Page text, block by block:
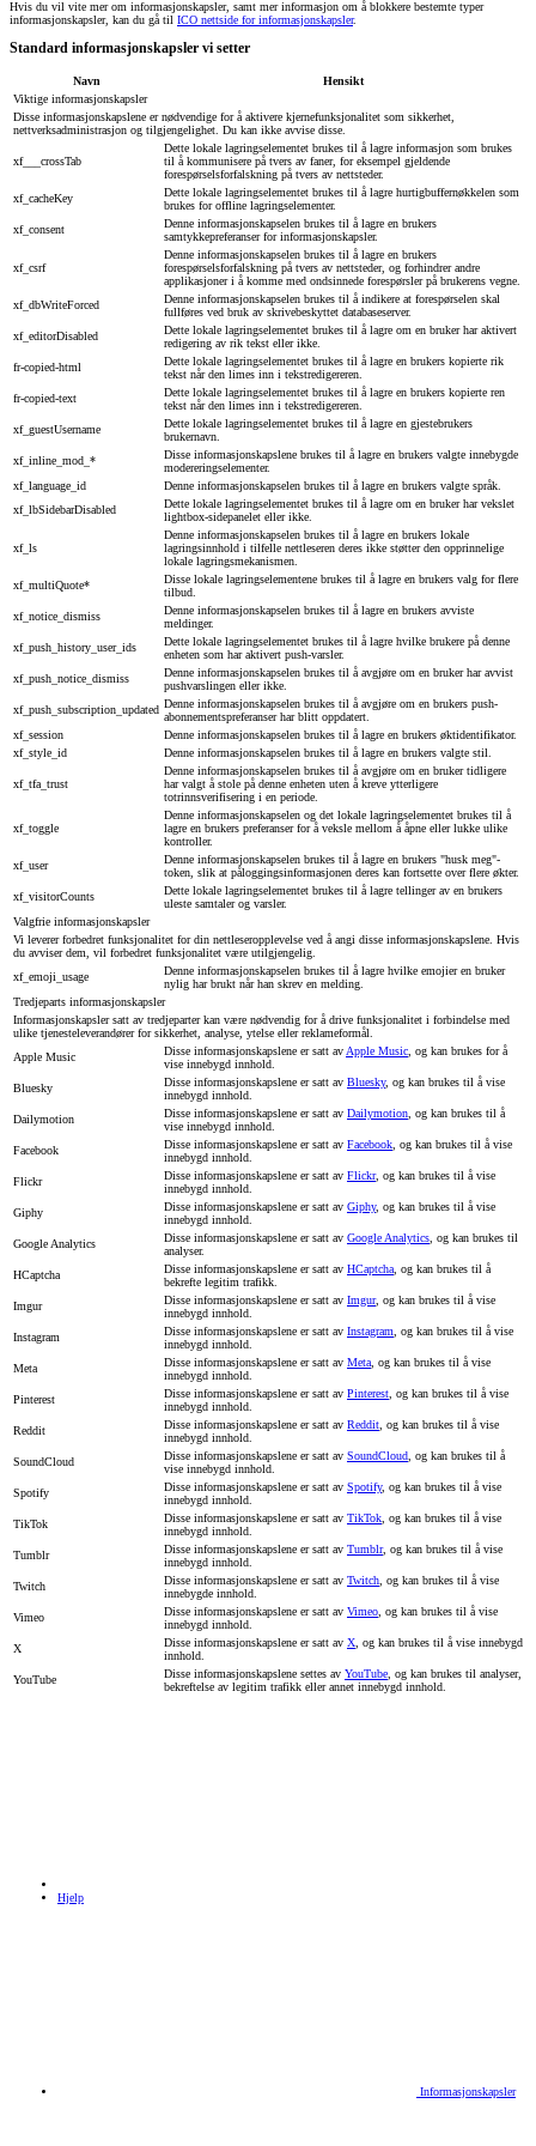
Hvis du vil vite mer om informasjonskapsler, samt mer informasjon om å blokkere bestemte typer
informasjonskapsler, kan du gå til ICO nettside for informasjonskapsler.
Standard informasjonskapsler vi setter
Navn
Hensikt
Viktige informasjonskapsler
Disse informasjonskapslene er nødvendige for å aktivere kjernefunksjonalitet som sikkerhet,
nettverksadministrasjon og tilgjengelighet. Du kan ikke avvise disse.
xf___crossTab
Dette lokale lagringselementet brukes til å lagre informasjon som brukes
til å kommunisere på tvers av faner, for eksempel gjeldende
forespørselsforfalskning på tvers av nettsteder.
xf_cacheKey
Dette lokale lagringselementet brukes til å lagre hurtigbuffernøkkelen som
brukes for offline lagringselementer.
xf_consent
Denne informasjonskapselen brukes til å lagre en brukers
samtykkepreferanser for informasjonskapsler.
xf_csrf
Denne informasjonskapselen brukes til å lagre en brukers
forespørselsforfalskning på tvers av nettsteder, og forhindrer andre
applikasjoner i å komme med ondsinnede forespørsler på brukerens vegne.
xf_dbWriteForced
Denne informasjonskapselen brukes til å indikere at forespørselen skal
fullføres ved bruk av skrivebeskyttet databaseserver.
xf_editorDisabled
Dette lokale lagringselementet brukes til å lagre om en bruker har aktivert
redigering av rik tekst eller ikke.
fr-copied-html
Dette lokale lagringselementet brukes til å lagre en brukers kopierte rik
tekst når den limes inn i tekstredigereren.
fr-copied-text
Dette lokale lagringselementet brukes til å lagre en brukers kopierte ren
tekst når den limes inn i tekstredigereren.
xf_guestUsername
Dette lokale lagringselementet brukes til å lagre en gjestebrukers
brukernavn.
xf_inline_mod_*
Disse informasjonskapslene brukes til å lagre en brukers valgte innebygde
modereringselementer.
xf_language_id
Denne informasjonskapselen brukes til å lagre en brukers valgte språk.
xf_lbSidebarDisabled
Dette lokale lagringselementet brukes til å lagre om en bruker har vekslet
lightbox-sidepanelet eller ikke.
xf_ls
Denne informasjonskapselen brukes til å lagre en brukers lokale
lagringsinnhold i tilfelle nettleseren deres ikke støtter den opprinnelige
lokale lagringsmekanismen.
xf_multiQuote*
Disse lokale lagringselementene brukes til å lagre en brukers valg for flere
tilbud.
xf_notice_dismiss
Denne informasjonskapselen brukes til å lagre en brukers avviste
meldinger.
xf_push_history_user_ids
Dette lokale lagringselementet brukes til å lagre hvilke brukere på denne
enheten som har aktivert push-varsler.
xf_push_notice_dismiss
Denne informasjonskapselen brukes til å avgjøre om en bruker har avvist
pushvarslingen eller ikke.
xf_push_subscription_updated Denne informasjonskapselen brukes til å avgjøre om en brukers push-
abonnementspreferanser har blitt oppdatert.
xf_session
Denne informasjonskapselen brukes til å lagre en brukers øktidentifikator.
xf_style_id
Denne informasjonskapselen brukes til å lagre en brukers valgte stil.
xf_tfa_trust
Denne informasjonskapselen brukes til å avgjøre om en bruker tidligere
har valgt å stole på denne enheten uten å kreve ytterligere
totrinnsverifisering i en periode.
xf_toggle
Denne informasjonskapselen og det lokale lagringselementet brukes til å
lagre en brukers preferanser for å veksle mellom å åpne eller lukke ulike
kontroller.
xf_user
Denne informasjonskapselen brukes til å lagre en brukers "husk meg"-
token, slik at påloggingsinformasjonen deres kan fortsette over flere økter.
xf_visitorCounts
Dette lokale lagringselementet brukes til å lagre tellinger av en brukers
uleste samtaler og varsler.
Valgfrie informasjonskapsler
Vi leverer forbedret funksjonalitet for din nettleseropplevelse ved å angi disse informasjonskapslene. Hvis
du avviser dem, vil forbedret funksjonalitet være utilgjengelig.
xf_emoji_usage
Denne informasjonskapselen brukes til å lagre hvilke emojier en bruker
nylig har brukt når han skrev en melding.
Tredjeparts informasjonskapsler
Informasjonskapsler satt av tredjeparter kan være nødvendig for å drive funksjonalitet i forbindelse med
ulike tjenesteleverandører for sikkerhet, analyse, ytelse eller reklameformål.
Apple Music
Disse informasjonskapslene er satt av Apple Music , og kan brukes for å
vise innebygd innhold.
Bluesky
Disse informasjonskapslene er satt av Bluesky, og kan brukes til å vise
innebygd innhold.
Dailymotion
Disse informasjonskapslene er satt av Dailymotion , og kan brukes til å
vise innebygd innhold.
Facebook
Disse informasjonskapslene er satt av Facebook , og kan brukes til å vise
innebygd innhold.
Flickr
Disse informasjonskapslene er satt av Flickr, og kan brukes til å vise
innebygd innhold.
Giphy
Disse informasjonskapslene er satt av Giphy, og kan brukes til å vise
innebygd innhold.
Google Analytics
Disse informasjonskapslene er satt av Google Analytics , og kan brukes til
analyser.
HCaptcha
Disse informasjonskapslene er satt av HCaptcha , og kan brukes til å
bekrefte legitim trafikk.
Imgur
Disse informasjonskapslene er satt av Imgur, og kan brukes til å vise
innebygd innhold.
Instagram
Disse informasjonskapslene er satt av Instagram , og kan brukes til å vise
innebygd innhold.
Meta
Disse informasjonskapslene er satt av Meta , og kan brukes til å vise
innebygd innhold.
Pinterest
Disse informasjonskapslene er satt av Pinterest , og kan brukes til å vise
innebygd innhold.
Reddit
Disse informasjonskapslene er satt av Reddit , og kan brukes til å vise
innebygd innhold.
SoundCloud
Disse informasjonskapslene er satt av SoundCloud , og kan brukes til å
vise innebygd innhold.
Spotify
Disse informasjonskapslene er satt av Spotify, og kan brukes til å vise
innebygd innhold.
TikTok
Disse informasjonskapslene er satt av TikTok , og kan brukes til å vise
innebygd innhold.
Tumblr
Disse informasjonskapslene er satt av Tumblr, og kan brukes til å vise
innebygd innhold.
Twitch
Disse informasjonskapslene er satt av Twitch , og kan brukes til å vise
innebygde innhold.
Vimeo
Disse informasjonskapslene er satt av Vimeo , og kan brukes til å vise
innebygd innhold.
X
Disse informasjonskapslene er satt av X , og kan brukes til å vise innebygd
innhold.
YouTube
Disse informasjonskapslene settes av YouTube , og kan brukes til analyser,
bekreftelse av legitim trafikk eller annet innebygd innhold.
Hjelp
Informasjonskapsler